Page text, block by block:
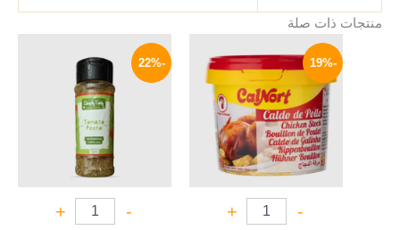
منتجات ذات صلة
-19%
-
+
الأصلي
هو:
130 EGP.
الحالي
هو:
105 EGP.
-22%
-
+
الأصلي
هو:
100 EGP.
78 EGP.